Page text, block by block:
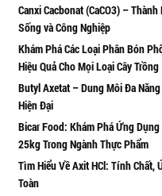
Canxi Cacbonat (CaCO3) –
Sống và Công Nghiệp
Khám Phá Các Loại Phân Bón
Hiệu Quả Cho Mọi Loại Cây Trồng
Butyl Axetat – Dung Môi Đa
Hiện Đại
Bicar Food: Khám Phá Ứng
25kg Trong Ngành Thực Phẩm
Tìm Hiểu Về Axit HCl: Tính Chất,
Toàn